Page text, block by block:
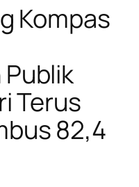
Kompas
Terus
82,4